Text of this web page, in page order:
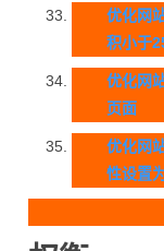
优化网
积小于
优化网
页面
优化网
性设置